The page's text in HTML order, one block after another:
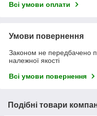
Всі умови оплати
Умови повернення
Законом не передбачено
належної якості
Всі умови повернення
Подібні товари